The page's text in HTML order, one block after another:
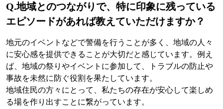
Q.地域とのつながりで、特に印象に残っている
エピソードがあれば教えていただけますか？
地元のイベントなどで警備を行うことが多く、地域の人々
に安心感を提供できることが大切だと感じています。例え
ば、地域の祭りやイベントに参加して、トラブルの防止や
事故を未然に防ぐ役割を果たしています。
地域住民の方々にとって、私たちの存在が安心して楽しめ
る場を作り出すことに繋がっています。